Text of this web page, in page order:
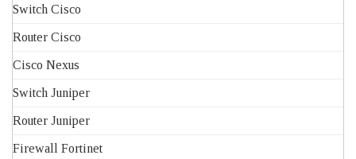
Switch Cisco
Router Cisco
Cisco Nexus
Switch Juniper
Router Juniper
Firewall Fortinet